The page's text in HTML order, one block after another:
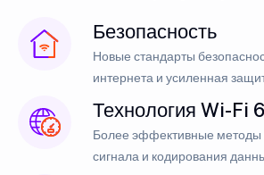
Безопасность
Новые стандарты
интернета и усиленная
Технология Wi-Fi 6
Более эффективные методы
сигнала и кодирования